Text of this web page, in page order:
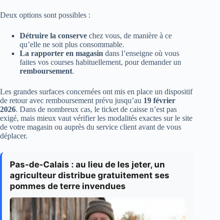
Deux options sont possibles :
Détruire la conserve chez vous, de manière à ce
qu’elle ne soit plus consommable.
La rapporter en magasin dans l’enseigne où vous
faites vos courses habituellement, pour demander un
remboursement.
Les grandes surfaces concernées ont mis en place un dispositif
de retour avec remboursement prévu jusqu’au 19 février
2026. Dans de nombreux cas, le ticket de caisse n’est pas
exigé, mais mieux vaut vérifier les modalités exactes sur le site
de votre magasin ou auprès du service client avant de vous
déplacer.
Pas-de-Calais : au lieu de les jeter, un
agriculteur distribue gratuitement ses
pommes de terre invendues